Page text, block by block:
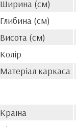
Ширина (см)
Глибина (см)
Висота (см)
Колір
Матеріал каркаса
Країна